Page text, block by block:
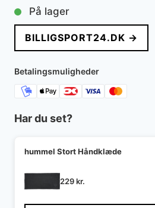
På lager
BILLIGSPORT24.DK →
Betalingsmuligheder
Har du set?
hummel Stort Håndklæde
229kr.